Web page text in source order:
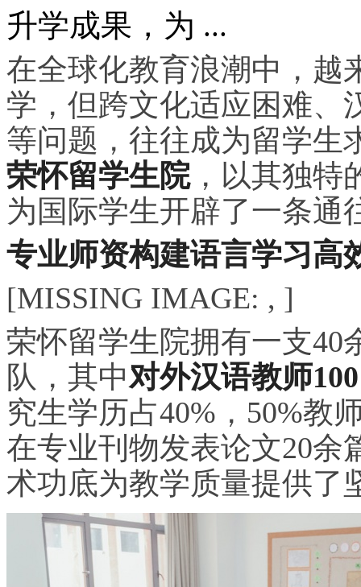
升学成果，为 ...
在全球化教育浪潮中，越
学，但跨文化适应困难、
等问题，往往成为留学生
荣怀留学生院，以其独特
为国际学生开辟了一条通
专业师资构建语言学习 高
[MISSING IMAGE: , ]
荣怀留学生院拥有一支40
队，其中对外汉语教师
究生学历占40%，50%教
在专业刊物发表论文20余
术功底为教学质量提供了